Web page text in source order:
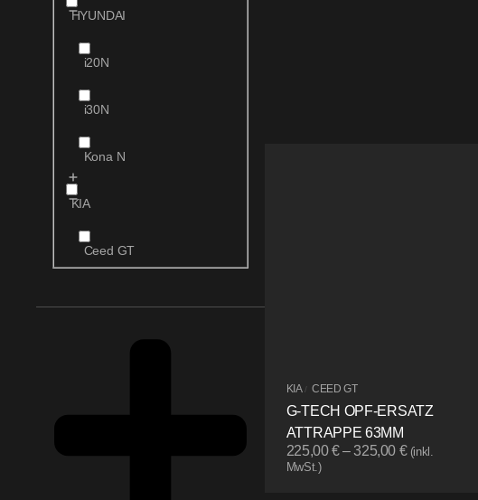
HYUNDAI
i20N
i30N
Kona N
KIA
Ceed GT
KIA / CEED GT
G-TECH OPF-ERSATZ
ATTRAPPE 63MM
225,00€–325,00 € (inkl.
MwSt.)